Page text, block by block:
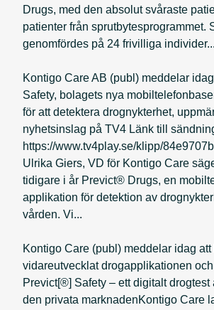
Drugs, med den absolut svåraste
patienter från sprutbytesprogrammet.
genomfördes på 24 frivilliga individer...
Kontigo Care AB (publ) meddelar
Safety, bolagets nya
för att detektera drognykterhet,
nyhetsinslag på TV4 Länk till
https://www.tv4play.se/klipp/
Ulrika Giers, VD för Kontigo Care
tidigare i år Previct® Drugs, en
applikation för detektion av
vården. Vi...
Kontigo Care (publ) meddelar idag
vidareutvecklat drogapplikationen
Previct[®] Safety – ett digitalt drogtest
den privata marknadenKontigo Care